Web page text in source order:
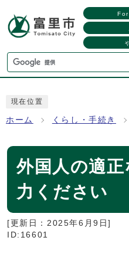
現在位置
ホーム くらし・手続き
外国人の適
力ください
[更新日： 2025年6月9日]
ID:16601